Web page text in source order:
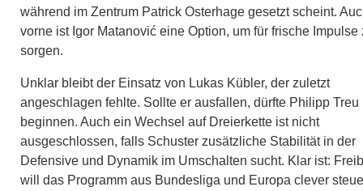
während im Zentrum Patrick Osterhage gesetzt scheint.
vorne ist Igor Matanović eine Option, um für frische Impulse
sorgen.
Unklar bleibt der Einsatz von Lukas Kübler, der zuletzt
angeschlagen fehlte. Sollte er ausfallen, dürfte Philipp Treu
beginnen. Auch ein Wechsel auf Dreierkette ist nicht
ausgeschlossen, falls Schuster zusätzliche Stabilität in der
Defensive und Dynamik im Umschalten sucht. Klar ist:
will das Programm aus Bundesliga und Europa clever